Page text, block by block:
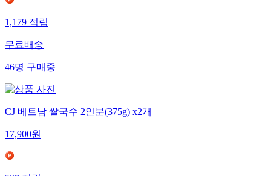
1,179적립
무료배송
46명구매중
CJ 베트남 쌀국수 2인분(375g) x2개
17,900원